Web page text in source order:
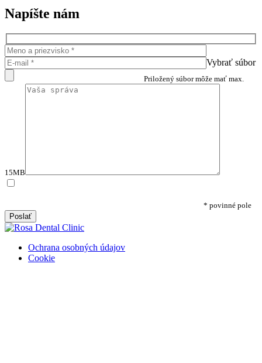
Napíšte nám
Vybrať súbor
Priložený súbor môže mať max.
15MB
* povinné pole
Ochrana osobných údajov
Cookie